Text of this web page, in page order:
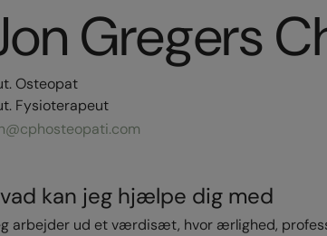
Gregers
Osteopat
Fysioterapeut
kan jeg hjælpe dig med
arbejder ud et værdisæt, hvor ærlighed,